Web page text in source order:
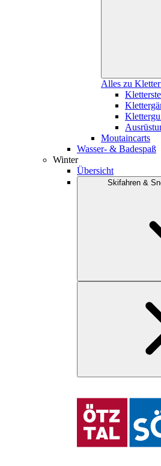
Alles zu
Moutaincarts
Wasser- & Badespaß
Winter
Übersicht
Skifahren &